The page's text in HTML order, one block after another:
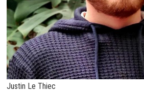
Justin Le Thiec